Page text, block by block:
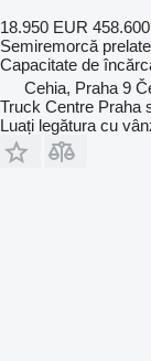
18.950 EUR
Semiremorcă prelate
Capacitate de
Cehia, Praha 9
Truck Centre Praha
Luați legătura cu